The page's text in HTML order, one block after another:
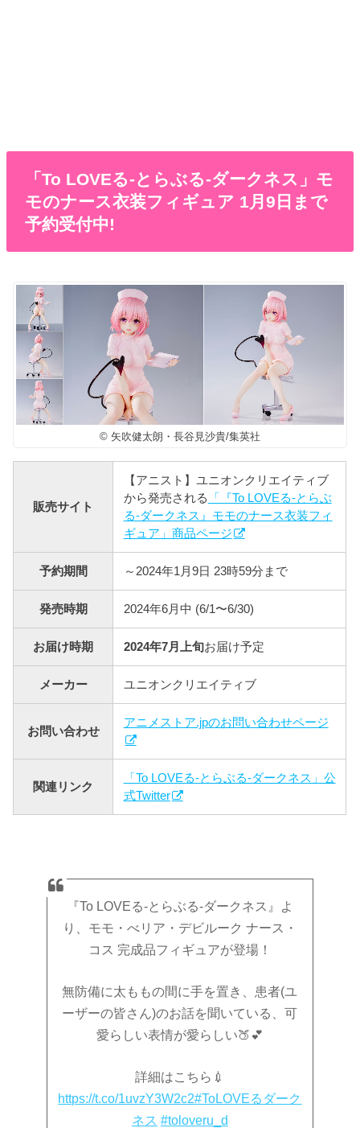
「To LOVEる-とらぶる-ダークネス」モ
モのナース衣装フィギュア 1月9日まで
予約受付中!
© 矢吹健太朗・長谷見沙貴/集英社
販売サイト
【アニスト】ユニオンクリエイティブ
から発売される 「『To LOVEる-とらぶ
る-ダークネス』モモのナース衣装フィ
ギュア」商品ページ
予約期間 ～2024年1月9日 23時59分まで
発売時期 2024年6月中 (6/1〜6/30)
お届け時期 2024年7月上旬お届け予定
メーカー ユニオンクリエイティブ
お問い合わせ
アニメストア.jpのお問い合わせページ
関連リンク
「To LOVEる-とらぶる-ダークネス」公
式Twitter
『To LOVEる-とらぶる-ダークネス』よ
り、モモ・べリア・デビルーク ナース・
コス 完成品フィギュアが登場！
無防備に太ももの間に手を置き、患者(ユ
ーザーの皆さん)のお話を聞いている、可
愛らしい表情が愛らしい🍑💕
詳細はこちら💉
https://t.co/1uvzY3W2c2#ToLOVEるダーク
ネス #toloveru_d